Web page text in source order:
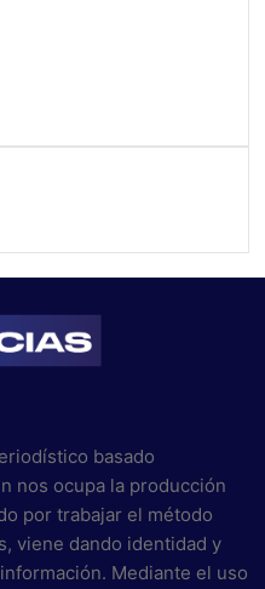
basado
nos ocupa la producción
por trabajar el método
viene dando identidad y
Mediante el uso